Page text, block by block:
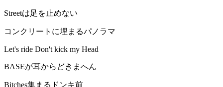
Streetは足を止めない
コンクリートに埋まるパノラマ
Let's ride Don't kick my Head
BASEが耳からどきまへん
Bitches集まるドンキ前